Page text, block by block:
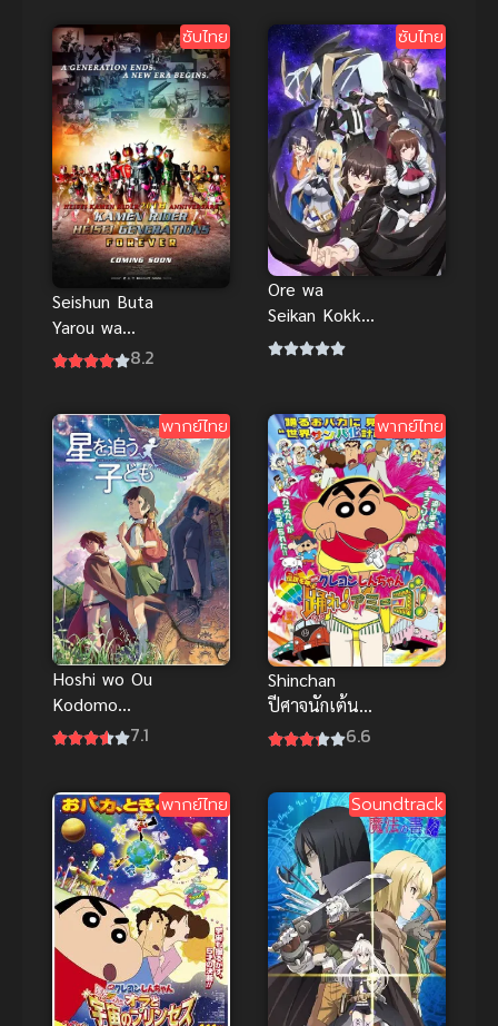
ภาค 2
ซับไทย
Seishun Buta
Yarou wa
Yumemiru
Minai เรื่องฝัน
ปั่นป่วนของ
ผมกับรุ่นพี่บัน
นี่เกิร์ล ซับไทย
8.2
ซับไทย
Ore wa
Seikan Kokka
no Akutoku
แห่งอาณาจักร
ดวงดาว!
พากย์ไทย
Hoshi wo Ou
Kodomo
(Children
เด็กสาวกับ
เสียงเพรียก
แห่งพิภพ
เทพา พากย์
ไทย
7.1
พากย์ไทย
Shinchan
ปีศาจนักเต้น
ชินจังเดอะมูฟ
ป่วน
6.6
พากย์ไทย Soundtrack